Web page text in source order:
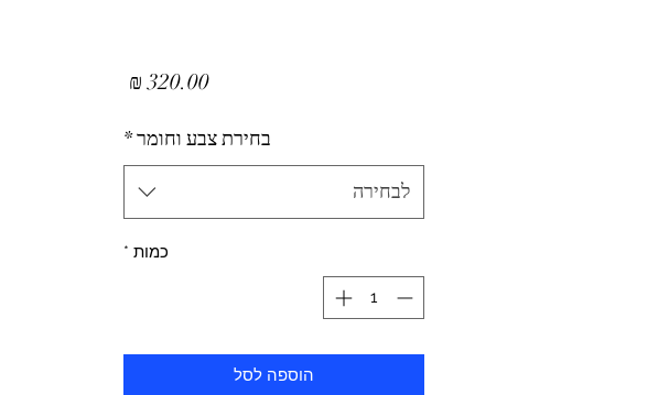
‏320.00 ‏₪
בחירת צבע וחומר*
לבחירה
כמות *
הוספה לסל